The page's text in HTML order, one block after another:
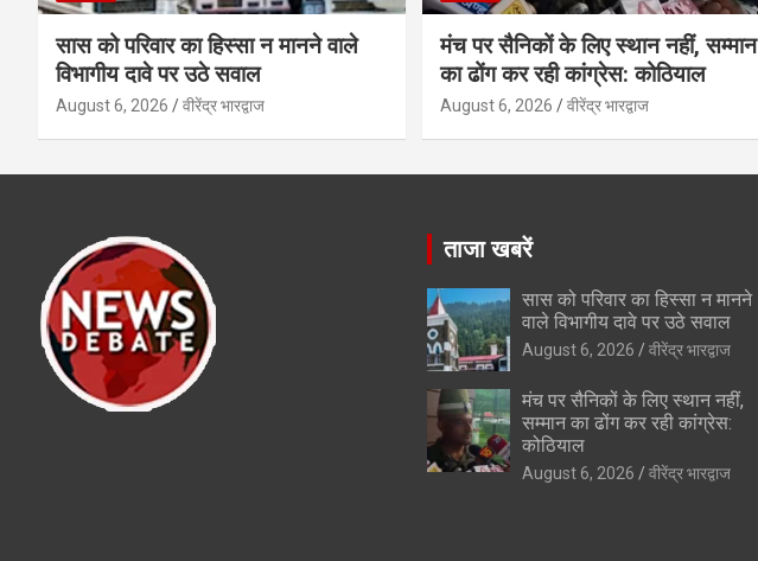
सास को परिवार का हिस्सा न मानने वाले
विभागीय दावे पर उठे सवाल
August 6, 2026 वीरेंद्र भारद्वाज
मंच पर सैनिकों के लिए स्थान नहीं, सम्मान
का ढोंग कर रही कांग्रेस: कोठियाल
August 6, 2026 वीरेंद्र भारद्वाज
ताजा खबरें
सास को परिवार का हिस्सा न मानने
वाले विभागीय दावे पर उठे सवाल
August 6, 2026 वीरेंद्र भारद्वाज
मंच पर सैनिकों के लिए स्थान नहीं,
सम्मान का ढोंग कर रही कांग्रेस:
कोठियाल
August 6, 2026 वीरेंद्र भारद्वाज